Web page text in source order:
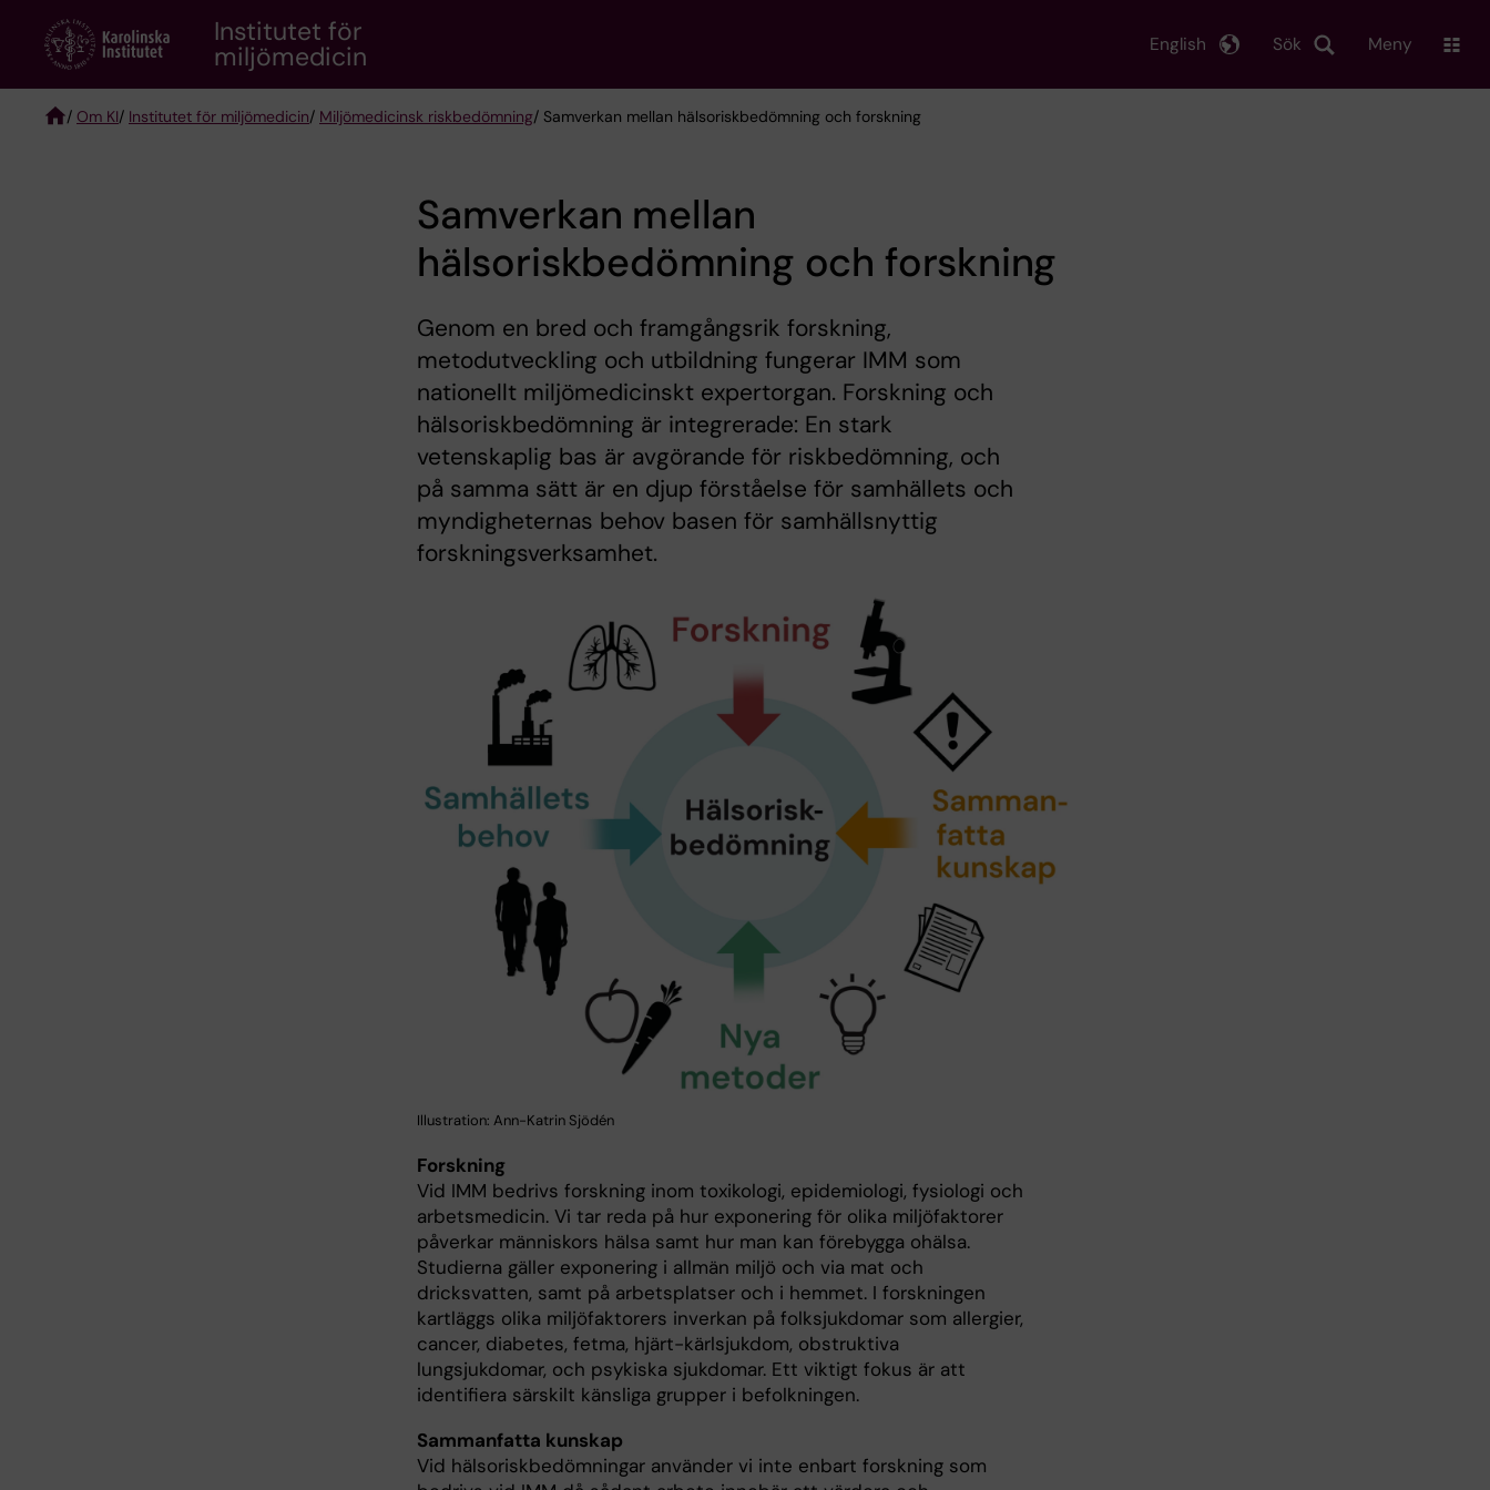
content
Institutet för
miljömedicin Sök
English Meny
/ Om KI/ Institutet för miljömedicin/ Miljömedicinsk riskbedömning/ Samverkan mellan hälsoriskbedömning och forskning
Samverkan mellan
hälsoriskbedömning och forskning
Genom en bred och framgångsrik forskning,
metodutveckling och utbildning fungerar IMM som
nationellt miljömedicinskt expertorgan. Forskning och
hälsoriskbedömning är integrerade: En stark
vetenskaplig bas är avgörande för riskbedömning, och
på samma sätt är en djup förståelse för samhällets och
myndigheternas behov basen för samhällsnyttig
forskningsverksamhet.
Illustration: Ann-Katrin Sjödén
Forskning
Vid IMM bedrivs forskning inom toxikologi, epidemiologi, fysiologi och
arbetsmedicin. Vi tar reda på hur exponering för olika miljöfaktorer
påverkar människors hälsa samt hur man kan förebygga ohälsa.
Studierna gäller exponering i allmän miljö och via mat och
dricksvatten, samt på arbetsplatser och i hemmet. I forskningen
kartläggs olika miljöfaktorers inverkan på folksjukdomar som allergier,
cancer, diabetes, fetma, hjärt-kärlsjukdom, obstruktiva
lungsjukdomar, och psykiska sjukdomar. Ett viktigt fokus är att
identifiera särskilt känsliga grupper i befolkningen.
Sammanfatta kunskap
Vid hälsoriskbedömningar använder vi inte enbart forskning som